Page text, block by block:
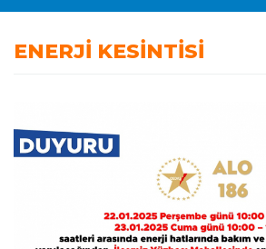
ENERJİ KESİNTİSİ